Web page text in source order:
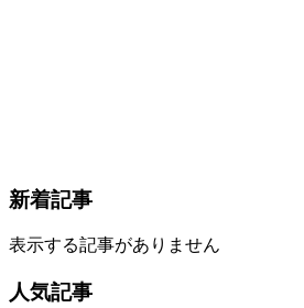
新着記事
表示する記事がありません
人気記事